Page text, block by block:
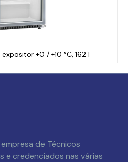
+0 / +10 °C, 162 l
de Técnicos
e credenciados nas várias